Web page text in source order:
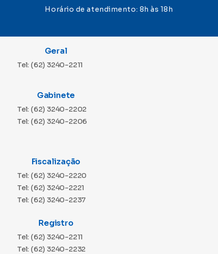
Horário de atendimento: 8h às 18h
Geral
Tel: (62) 3240-2211
Gabinete
Tel: (62) 3240-2202
Tel: (62) 3240-2206
Fiscalização
Tel: (62) 3240-2220
Tel: (62) 3240-2221
Tel: (62) 3240-2237
Registro
Tel: (62) 3240-2211
Tel: (62) 3240-2232